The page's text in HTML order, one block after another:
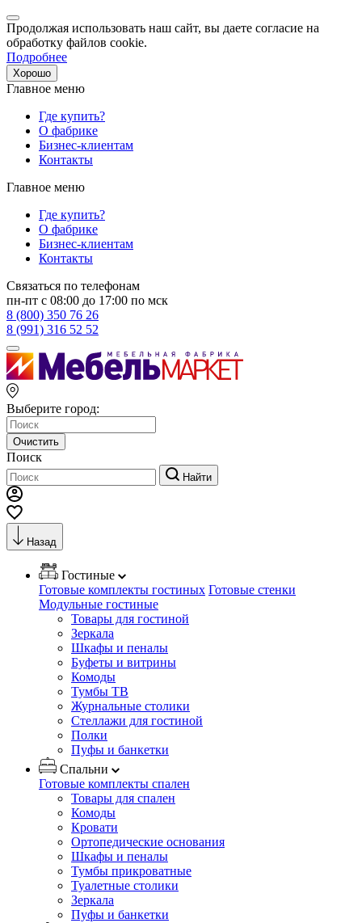
Продолжая использовать наш сайт, вы даете согласие на
обработку файлов cookie.
Подробнее
Хорошо
Главное меню
Где купить?
О фабрике
Бизнес-клиентам
Контакты
Главное меню
Где купить?
О фабрике
Бизнес-клиентам
Контакты
Связаться по телефонам
пн-пт с 08:00 до 17:00 по мск
8 (800) 350 76 26
8 (991) 316 52 52
Выберите город:
Очистить
Поиск
Найти
Назад
Гостиные
Готовые комплекты гостиных Готовые стенки
Модульные гостиные
Товары для гостиной
Зеркала
Шкафы и пеналы
Буфеты и витрины
Комоды
Тумбы ТВ
Журнальные столики
Стеллажи для гостиной
Полки
Пуфы и банкетки
Спальни
Готовые комплекты спален
Товары для спален
Комоды
Кровати
Ортопедические основания
Шкафы и пеналы
Тумбы прикроватные
Туалетные столики
Зеркала
Пуфы и банкетки